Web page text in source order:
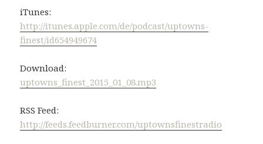
iTunes:
http://itunes.apple.com/de/podcast/uptowns-
finest/id654949674
Download:
uptowns_finest_2015_01_08.mp3
RSS Feed:
http://feeds.feedburner.com/uptownsfinestradio